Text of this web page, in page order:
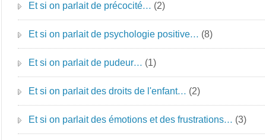
Et si on parlait de précocité… (2)
Et si on parlait de psychologie positive… (8)
Et si on parlait de pudeur… (1)
Et si on parlait des droits de l'enfant… (2)
Et si on parlait des émotions et des frustrations… (3)